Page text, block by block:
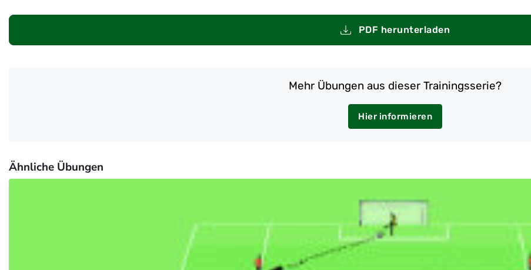
PDF herunterladen
Mehr Übungen aus dieser Trainingsserie?
Hier informieren
Ähnliche Übungen